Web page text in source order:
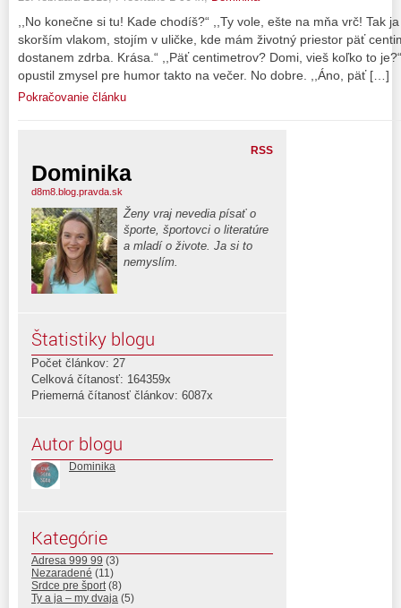
,,No konečne si tu! Kade chodíš?“ ,,Ty vole, ešte na mňa vrč! Tak
skorším vlakom, stojím v uličke, kde mám životný priestor päť
dostanem zdrba. Krása.“ ,,Päť centimetrov? Domi, vieš koľko to
opustil zmysel pre humor takto na večer. No dobre. ,,Áno, päť […]
Pokračovanie článku
RSS
Dominika
d8m8.blog.pravda.sk
Ženy vraj nevedia písať o
športe, športovci o literatúre
a mladí o živote. Ja si to
nemyslím.
Štatistiky blogu
Počet článkov: 27
Celková čítanosť: 164359x
Priemerná čítanosť článkov: 6087x
Autor blogu
Dominika
Kategórie
Adresa 999 99 (3)
Nezaradené (11)
Srdce pre šport (8)
Ty a ja – my dvaja (5)